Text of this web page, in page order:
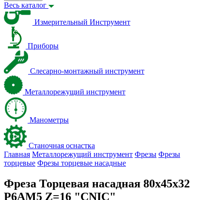
Весь каталог
Измерительный Инструмент
Приборы
Слесарно-монтажный инструмент
Металлорежущий инструмент
Манометры
Станочная оснастка
Главная Металлорежущий инструмент Фрезы Фрезы
торцевые Фрезы торцевые насадные
Фреза Торцевая насадная 80х45х32
Р6АМ5 Z=16 "CNIC"